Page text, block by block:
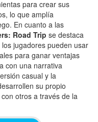
para crear sus
lo que amplía
En cuanto a las
Road Trip se destaca
jugadores pueden usar
para ganar ventajas
con una narrativa
casual y la
su propio
otros a través de la